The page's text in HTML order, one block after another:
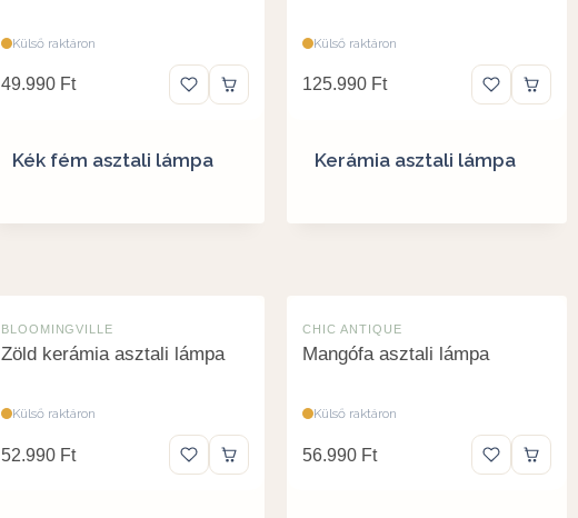
Külső raktáron
49.990 Ft
Kék fém asztali lámpa
Külső raktáron
125.990 Ft
Kerámia asztali lámpa
BLOOMINGVILLE
Zöld kerámia asztali lámpa
Külső raktáron
52.990 Ft
CHIC ANTIQUE
Mangófa asztali lámpa
Külső raktáron
56.990 Ft